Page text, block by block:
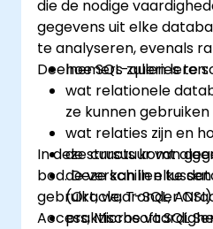
die de nodige
gegevens uit elke
te analyseren, evenals
Deelnemers zullen leren:
hoe SQL-queries te
wat relationele
ze kunnen gebruiken
wat relaties zijn en
de structuur van
de verschillen
(Oracle, T-SQL, ANSI)
praktische
In deze cursus komt
bod. Deze kan in elke
gebruikt, waaronder
Access, Microsoft SQL